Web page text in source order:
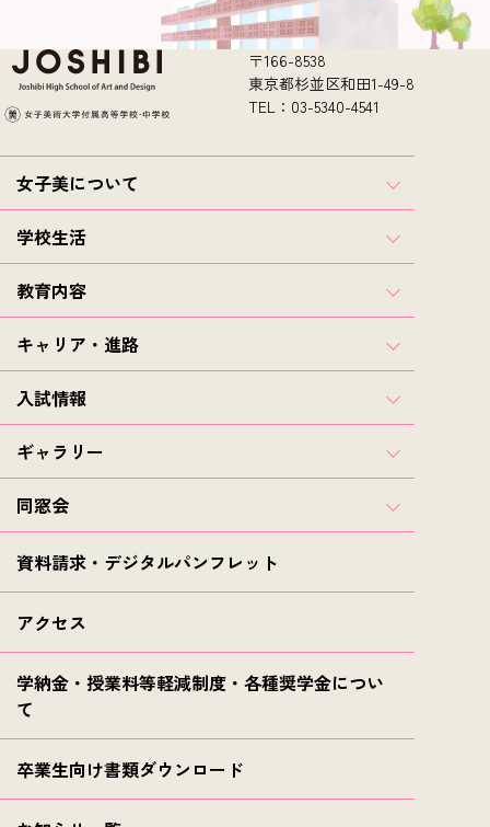
〒166-8538
東京都杉並区和田1-49-8
TEL：03-5340-4541
女子美について
学校生活
教育内容
キャリア・進路
入試情報
ギャラリー
同窓会
資料請求・デジタルパンフレット
アクセス
学納金・授業料等軽減制度・各種奨学金につい
て
卒業生向け書類ダウンロード